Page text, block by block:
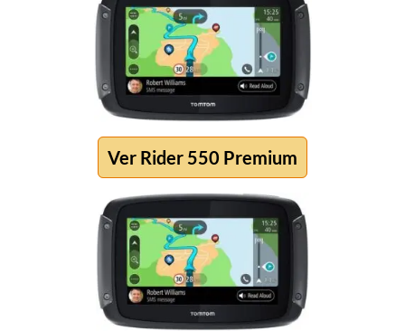
Ver Rider 550 Premium